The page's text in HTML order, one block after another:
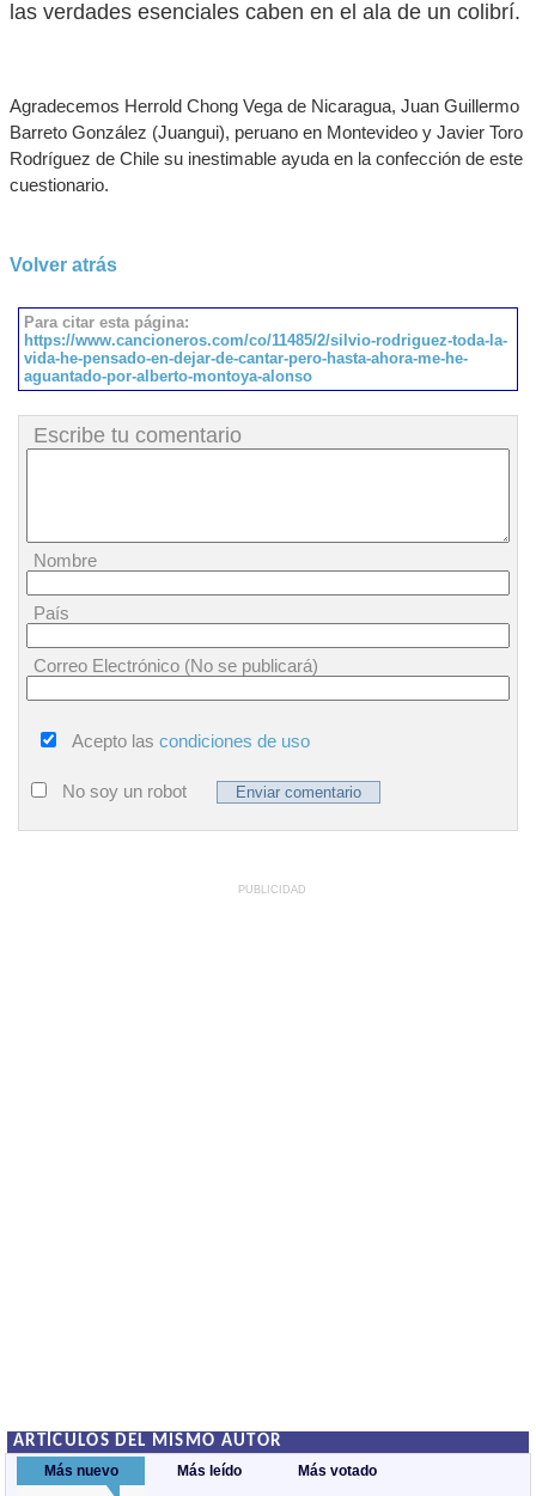
las verdades esenciales caben en el ala de un colibrí.
Agradecemos Herrold Chong Vega de Nicaragua, Juan Guillermo
Barreto González (Juangui), peruano en Montevideo y Javier Toro
Rodríguez de Chile su inestimable ayuda en la confección de este
cuestionario.
Volver atrás
Para citar esta página:
https://www.cancioneros.com/co/11485/2/silvio-rodriguez-toda-la-
vida-he-pensado-en-dejar-de-cantar-pero-hasta-ahora-me-he-
aguantado-por-alberto-montoya-alonso
Escribe tu comentario
Nombre
País
Correo Electrónico (No se publicará)
Acepto las condiciones de uso
No soy un robot
PUBLICIDAD
ARTÍCULOS DEL MISMO AUTOR
Más nuevo Más leído Más votado